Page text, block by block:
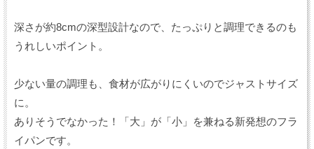
深さが約8cmの深型設計なので、たっぷりと調理できるのも
うれしいポイント。
少ない量の調理も、食材が広がりにくいのでジャストサイズ
に。
ありそうでなかった！「大」が「小」を兼ねる新発想のフラ
イパンです。